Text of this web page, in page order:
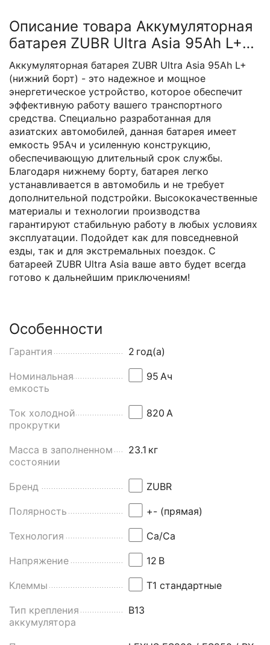
Описание товара Аккумуляторная
батарея ZUBR Ultra Asia 95Ah L+
(нижний борт)
Аккумуляторная батарея ZUBR Ultra Asia 95Ah L+
(нижний борт) - это надежное и мощное
энергетическое устройство, которое обеспечит
эффективную работу вашего транспортного
средства. Специально разработанная для
азиатских автомобилей, данная батарея имеет
емкость 95Ач и усиленную конструкцию,
обеспечивающую длительный срок службы.
Благодаря нижнему борту, батарея легко
устанавливается в автомобиль и не требует
дополнительной подстройки. Высококачественные
материалы и технологии производства
гарантируют стабильную работу в любых условиях
эксплуатации. Подойдет как для повседневной
езды, так и для экстремальных поездок. С
батареей ZUBR Ultra Asia ваше авто будет всегда
готово к дальнейшим приключениям!
Особенности
Гарантия 2 год(а)
Номинальная
емкость
95 Aч
Ток холодной
прокрутки
820 А
Масса в заполненном
состоянии
23.1 кг
Бренд ZUBR
Полярность +- (прямая)
Технология Ca/Ca
Напряжение 12 В
Клеммы Т1 стандартные
Тип крепления
аккумулятора
B13